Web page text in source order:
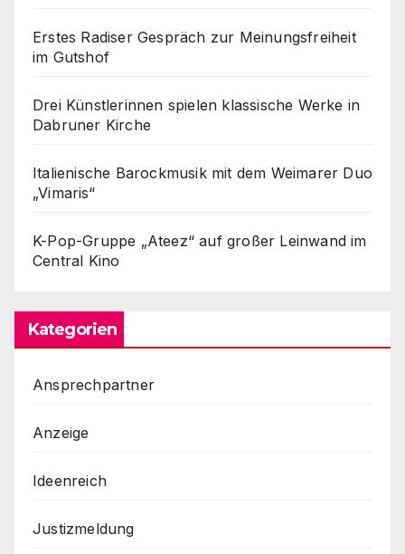
Erstes Radiser Gespräch zur Meinungsfreiheit
im Gutshof
Drei Künstlerinnen spielen klassische Werke in
Dabruner Kirche
Italienische Barockmusik mit dem Weimarer Duo
„Vimaris“
K-Pop-Gruppe „Ateez“ auf großer Leinwand im
Central Kino
Kategorien
Ansprechpartner
Anzeige
Ideenreich
Justizmeldung